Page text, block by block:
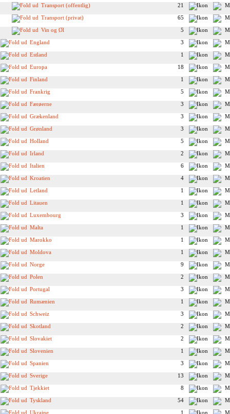
Transport (offentlig)
21
Transport (privat)
65
Vin og Øl
5
England
3
Estland
1
Europa
18
Finland
1
Frankrig
5
Færøerne
3
Grækenland
3
Grønland
3
Holland
5
Irland
2
Italien
6
Kroatien
4
Letland
1
Litauen
1
Luxembourg
3
Malta
1
Marokko
1
Moldova
1
Norge
9
Polen
2
Portugal
3
Rumænien
1
Schweiz
3
Skotland
2
Slovakiet
2
Slovenien
1
Spanien
3
Sverige
13
Tjekkiet
8
Tyskland
54
Ukraine
1